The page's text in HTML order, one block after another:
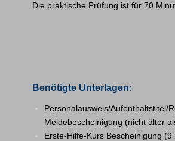
Die praktische Prüfung ist für 70
Benötigte Unterlagen:
Personalausweis/Aufenthaltstitel/
Meldebescheinigung (nicht älter
Erste-Hilfe-Kurs Bescheinigung (9